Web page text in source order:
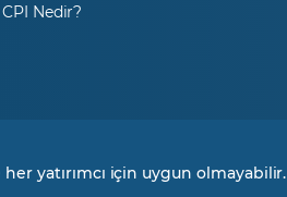
CPI Nedir?
yatırımcı için uygun olmayabilir.